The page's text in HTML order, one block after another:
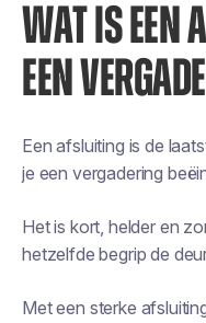
WAT IS EEN
EEN
Een afsluiting is de
je een vergadering
Het is kort, helder en
hetzelfde begrip de
Met een sterke